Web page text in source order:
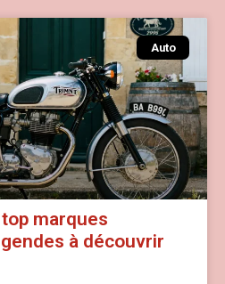
Auto
marques
à découvrir